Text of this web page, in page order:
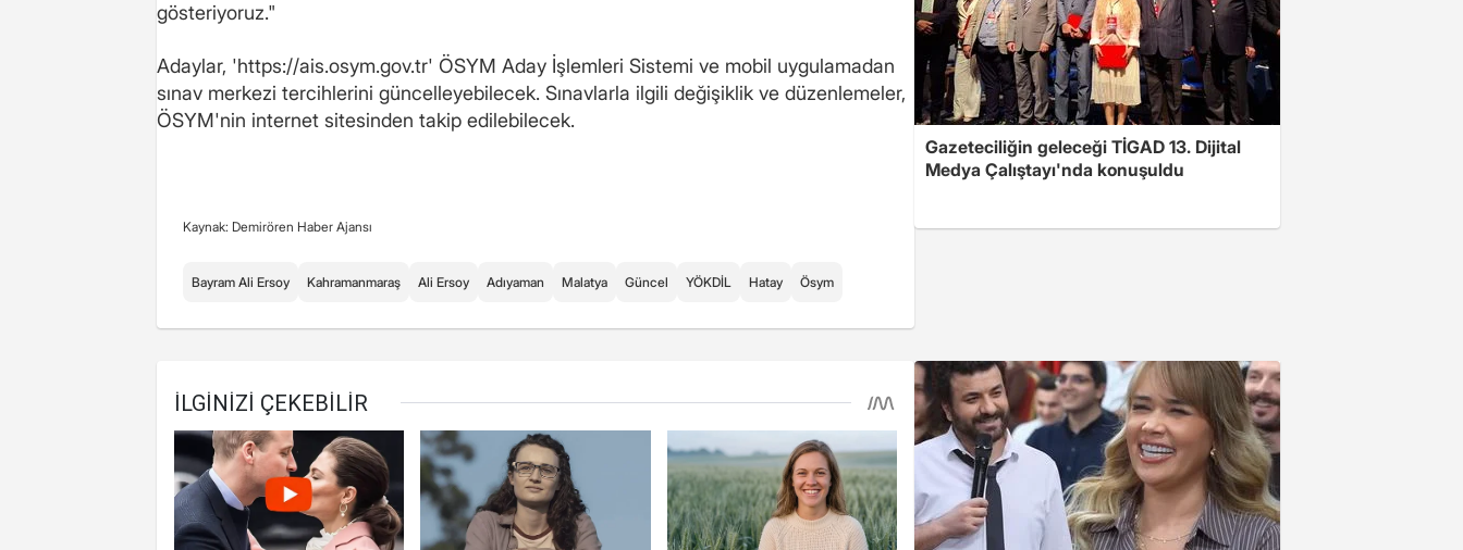
gösteriyoruz."
Adaylar, 'https://ais.osym.gov.tr' ÖSYM Aday İşlemleri Sistemi ve mobil uygulamadan
sınav merkezi tercihlerini güncelleyebilecek. Sınavlarla ilgili değişiklik ve düzenlemeler,
ÖSYM'nin internet sitesinden takip edilebilecek.
Kaynak: Demirören Haber Ajansı
Bayram Ali Ersoy Kahramanmaraş Ali Ersoy Adıyaman Malatya Güncel YÖKDİL Hatay Ösym
Gazeteciliğin geleceği TİGAD 13. Dijital
Medya Çalıştayı'nda konuşuldu